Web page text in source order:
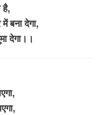
है,
बना देगा,
देगा।।